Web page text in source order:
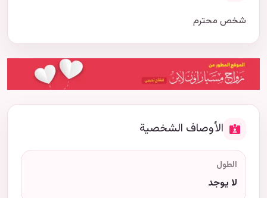
شخص محترم
الأوصاف الشخصية
الطول
لا يوجد